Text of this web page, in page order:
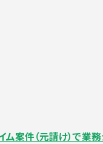
ム案件（元請け）で